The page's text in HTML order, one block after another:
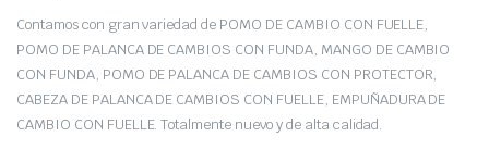
Contamos con gran variedad de POMO DE CAMBIO CON FUELLE,
POMO DE PALANCA DE CAMBIOS CON FUNDA, MANGO DE CAMBIO
CON FUNDA, POMO DE PALANCA DE CAMBIOS CON PROTECTOR,
CABEZA DE PALANCA DE CAMBIOS CON FUELLE, EMPUÑADURA DE
CAMBIO CON FUELLE. Totalmente nuevo y de alta calidad.